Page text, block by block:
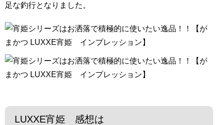
足な釣行となりました。
LUXXE宵姫 感想は